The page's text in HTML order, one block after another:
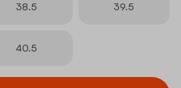
38.5 39.5
40.5